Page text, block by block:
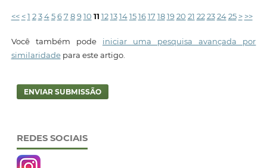
<< < 1 2 3 4 5 6 7 8 9 10 11 12 13 14 15 16 17 18 19 20 21 22 23 24 25 > >>
Você também pode iniciar uma pesquisa avançada por
similaridadepara este artigo.
ENVIAR SUBMISSÃO
REDES SOCIAIS